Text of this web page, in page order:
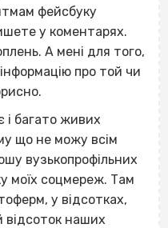
фейсбуку
у коментарях.
А мені для того,
про той чи
і багато живих
що не можу всім
вузькопрофільних
моїх соцмереж. Там
у відсотках,
відсоток наших